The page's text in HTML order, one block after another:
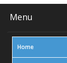
Menu
Home